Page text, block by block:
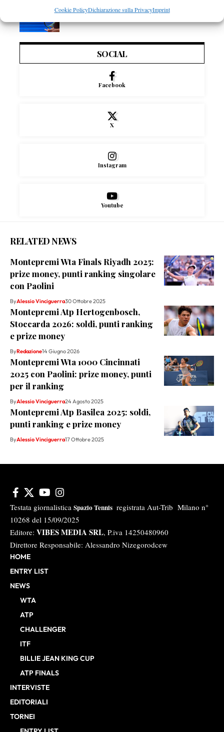
Cookie PolicyDichiarazione sulla PrivacyImprint
Masters 1000 Montreal 2026: Darderi
Shang inizia in ritardo per pioggia
SOCIAL
Facebook
X
Instagram
Youtube
RELATED NEWS
Montepremi Wta Finals Riyadh 2025:
prize money, punti ranking singolare
con Paolini
ByAlessio Vinciguerra30 Ottobre 2025
Montepremi Atp Hertogenbosch,
Stoccarda 2026: soldi, punti ranking
e prize money
ByRedazione14 Giugno 2026
Montepremi Wta 1000 Cincinnati
2025 con Paolini: prize money, punti
per il ranking
ByAlessio Vinciguerra24 Agosto 2025
Montepremi Atp Basilea 2025: soldi,
punti ranking e prize money
ByAlessio Vinciguerra17 Ottobre 2025
Testata giornalistica Spazio Tennis registrata Aut-Trib Milano n°
10268 del 15/09/2025
Editore: VIBES MEDIA SRL, P.iva 14250480960
Direttore Responsabile: Alessandro Nizegorodcew
HOME
ENTRY LIST
NEWS
WTA
ATP
CHALLENGER
ITF
BILLIE JEAN KING CUP
ATP FINALS
INTERVISTE
EDITORIALI
TORNEI